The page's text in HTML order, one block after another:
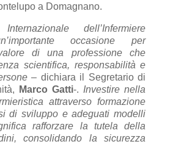
a Domagnano.
dell’Infermiere
occasione per
di una professione che
scientifica, responsabilità e
– dichiara il Segretario di
Marco Gatti-. Investire nella
attraverso formazione
di sviluppo e adeguati modelli
rafforzare la tutela della
consolidando la sicurezza